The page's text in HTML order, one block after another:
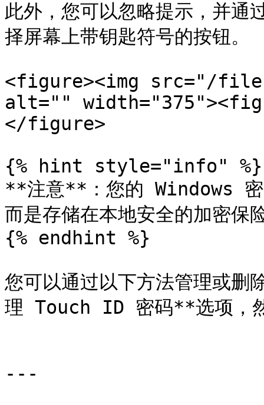
此外，您可以忽略提示，并通
择屏幕上带钥匙符号的按钮。
<figure><img src="/
alt=""
</figure>
{% hint style="info" %}
**注意**：您的 Windows
而是存储在本地安全的加密
{% endhint %}
您可以通过以下方法管理或
理 Touch ID 密码**选项，
---